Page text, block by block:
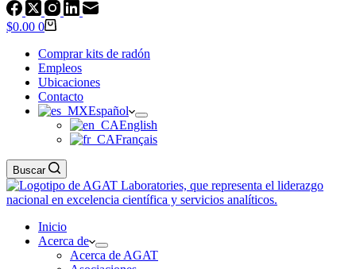
Carrito
compras
$0.00 0
Comprar kits de radón
Empleos
Ubicaciones
Contacto
Español
English
Français
Buscar
Inicio
Acerca de
Acerca de AGAT